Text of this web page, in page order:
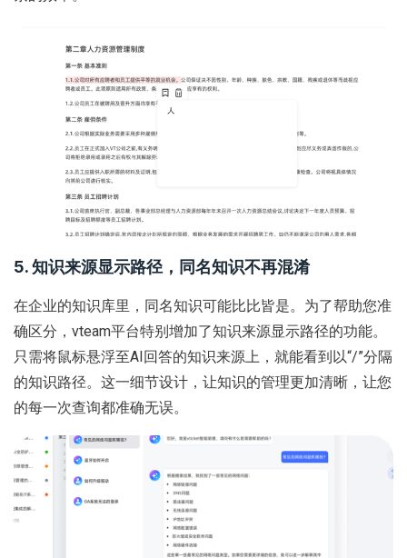
5. 知识来源显示路径，同名知识不再混淆
在企业的知识库里，同名知识可能比比皆是。为了帮助您准
确区分，vteam平台特别增加了知识来源显示路径的功能。
只需将鼠标悬浮至AI回答的知识来源上，就能看到以“/”分隔
的知识路径。这一细节设计，让知识的管理更加清晰，让您
的每一次查询都准确无误。